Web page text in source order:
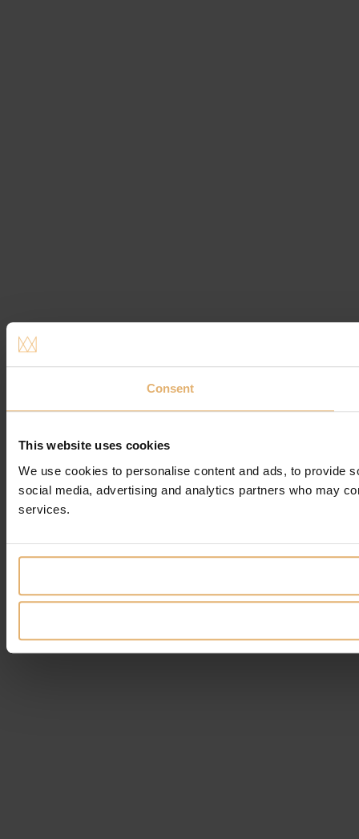
Consent
This website uses cookies
We use cookies to personalise content and ads, to provide
social media, advertising and analytics partners who may
services.